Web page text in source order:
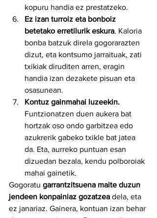
kopuru handia ez prestatzeko.
Ez izan turroiz eta bonboiz
betetako erretilurik eskura. Kaloria
bonba batzuk direla gogorarazten
dizut, eta kontsumo jarraituak, zati
txikiak diruditen arren, eragin
handia izan dezakete pisuan eta
osasunean.
Kontuz gainmahai luzeekin.
Funtzionatzen duen aukera bat
hortzak oso ondo garbitzea edo
azukrerik gabeko txikle bat jatea
da. Eta, aurreko puntuan esan
dizuedan bezala, kendu polboroiak
mahai gainetik.
Gogoratu garrantzitsuena maite duzun
jendeen konpainiaz gozatzea dela, eta
ez janariaz. Gainera, kontuan izan behar